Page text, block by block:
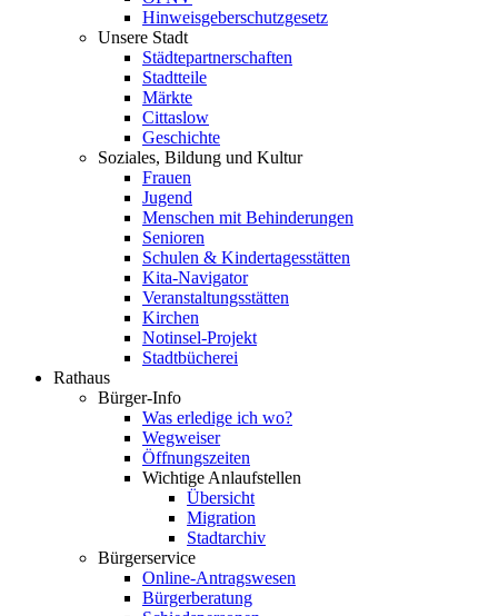
Hinweisgeberschutzgesetz
Unsere Stadt
Städtepartnerschaften
Stadtteile
Märkte
Cittaslow
Geschichte
Soziales, Bildung und Kultur
Frauen
Jugend
Menschen mit Behinderungen
Senioren
Schulen & Kindertagesstätten
Kita-Navigator
Veranstaltungsstätten
Kirchen
Notinsel-Projekt
Stadtbücherei
Rathaus
Bürger-Info
Was erledige ich wo?
Wegweiser
Öffnungszeiten
Wichtige Anlaufstellen
Übersicht
Migration
Stadtarchiv
Bürgerservice
Online-Antragswesen
Bürgerberatung